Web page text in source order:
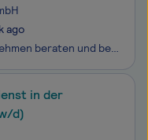
ago
Als Kommunikationsunternehmen beraten und begleiten wir Unternehmen, die digitale Zukunft zu antizipieren, Trends zu erkennen und starke Marken zu entwickeln. Mit unserem Team in Dortmund entwickeln wir agile Marken, digitale Plattformen und individualisierte Kommunikationsstrategien, die nachhaltig
in der
d)